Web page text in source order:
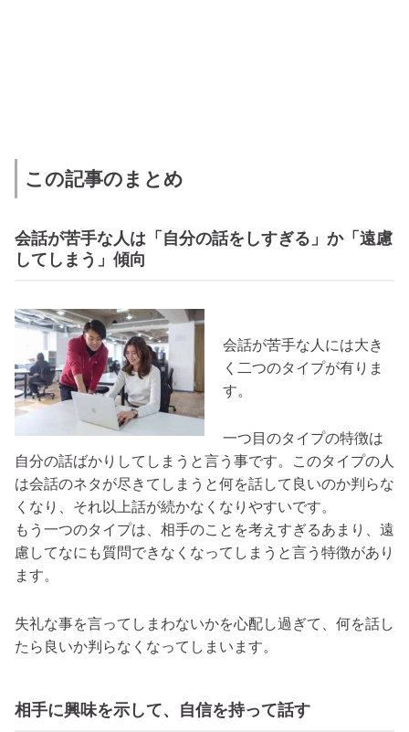
この記事のまとめ
会話が苦手な人は「自分の話をしすぎる」か「遠慮
してしまう」傾向
会話が苦手な人には大き
く二つのタイプが有りま
す。
一つ目のタイプの特徴は
自分の話ばかりしてしまうと言う事です。このタイプの人
は会話のネタが尽きてしまうと何を話して良いのか判らな
くなり、それ以上話が続かなくなりやすいです。
もう一つのタイプは、相手のことを考えすぎるあまり、遠
慮してなにも質問できなくなってしまうと言う特徴があり
ます。
失礼な事を言ってしまわないかを心配し過ぎて、何を話し
たら良いか判らなくなってしまいます。
相手に興味を示して、自信を持って話す